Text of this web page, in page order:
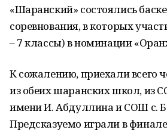
«Шаранский» состоялись
соревнования, в которых
– 7 классы) в номинации
К сожалению, приехали всего
из обеих шаранских школ, из
имени И. Абдуллина и СОШ с.
Предсказуемо играли в